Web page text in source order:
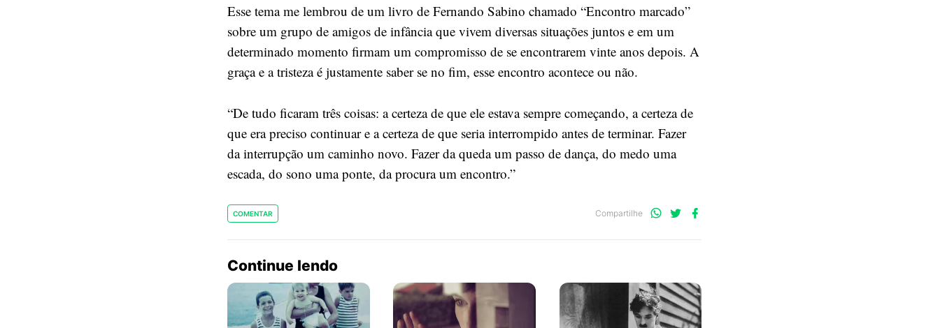
Esse tema me lembrou de um livro de Fernando Sabino chamado “Encontro marcado”
sobre um grupo de amigos de infância que vivem diversas situações juntos e em um
determinado momento firmam um compromisso de se encontrarem vinte anos depois. A
graça e a tristeza é justamente saber se no fim, esse encontro acontece ou não.
“De tudo ficaram três coisas: a certeza de que ele estava sempre começando, a certeza de
que era preciso continuar e a certeza de que seria interrompido antes de terminar. Fazer
da interrupção um caminho novo. Fazer da queda um passo de dança, do medo uma
escada, do sono uma ponte, da procura um encontro.”
COMENTAR Compartilhe
Compartilhe
Compartilhe
Continue lendo